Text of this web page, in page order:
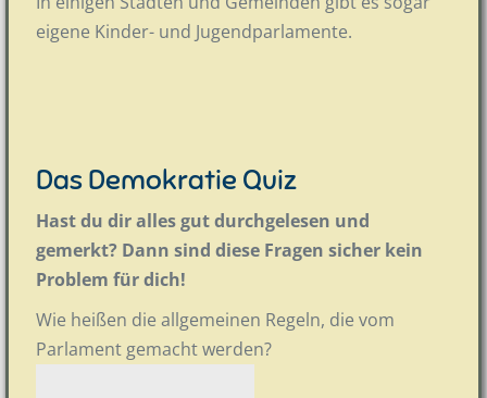
eigene Kinder- und Jugendparlamente.
Das Demokratie Quiz
Hast du dir alles gut durchgelesen und
gemerkt? Dann sind diese Fragen sicher kein
Problem für dich!
Wie heißen die allgemeinen Regeln, die vom
Parlament gemacht werden?